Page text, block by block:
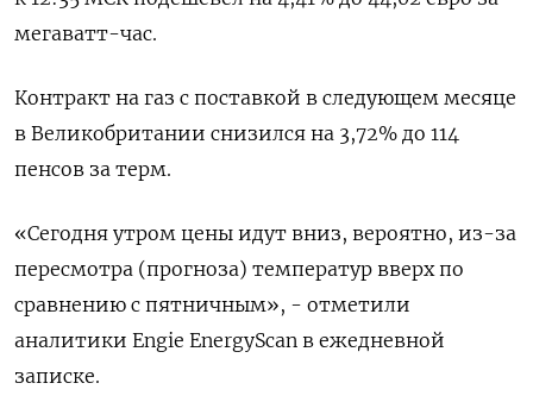
мегаватт-час.
Контракт на газ с поставкой в следующем месяце
в Великобритании снизился на 3,72% до 114
пенсов за терм.
«Сегодня утром цены идут вниз, вероятно, из-за
пересмотра (прогноза) температур вверх по
сравнению с пятничным», - отметили
аналитики Engie EnergyScan в ежедневной
записке.